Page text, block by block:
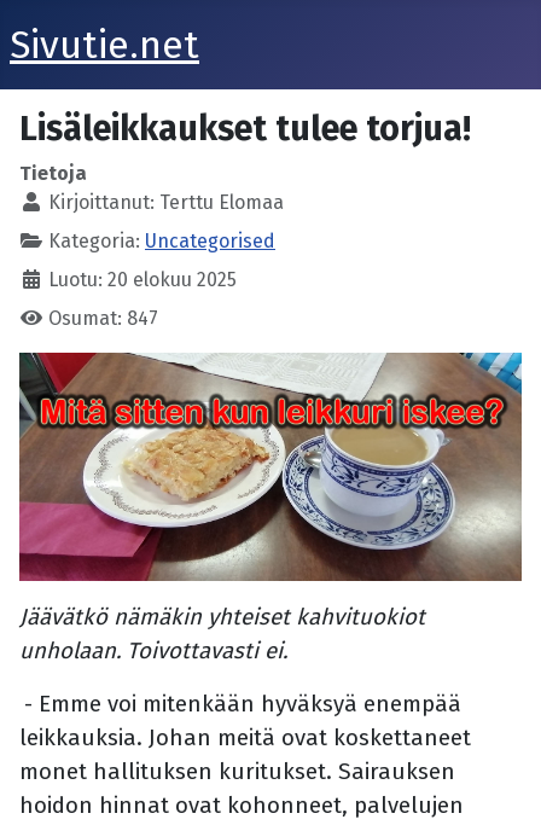
Sivutie.net
Lisäleikkaukset tulee torjua!
Tietoja
Kirjoittanut: Terttu Elomaa
Kategoria: Uncategorised
Luotu: 20 elokuu 2025
Osumat: 847
Jäävätkö nämäkin yhteiset kahvituokiot
unholaan. Toivottavasti ei.
- Emme voi mitenkään hyväksyä enempää
leikkauksia. Johan meitä ovat koskettaneet
monet hallituksen kuritukset. Sairauksen
hoidon hinnat ovat kohonneet, palvelujen